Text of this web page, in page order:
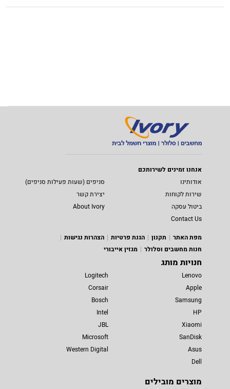
אנחנו זמינים לשירותכם
אודותינו
סניפים (שעות פעילות סניפים)
שירות לקוחות
יצירת קשר
ביטול עסקה
About Ivory
Contact Us
מפת האתר
תקנון הגנת פרטיות
הצהרות נגישות
חנות מחשבים וסלולר
מגזין אייבורי
חנויות מותג
Lenovo
Apple
Samsung
HP
Xiaomi
SanDisk
Asus
Dell
Logitech
Corsair
Bosch
Intel
JBL
Microsoft
Western Digital
מוצרים מובילים